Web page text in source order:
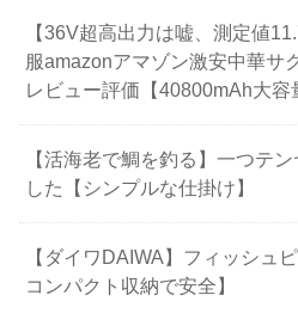
【36V超高出力は嘘、測定値
服amazonアマゾン激安中華サ
レビュー評価【40800mAh大容
【活海老で鯛を釣る】一つテ
した【シンプルな仕掛け】
【ダイワDAIWA】フィッシュ
コンパクト収納で安全】